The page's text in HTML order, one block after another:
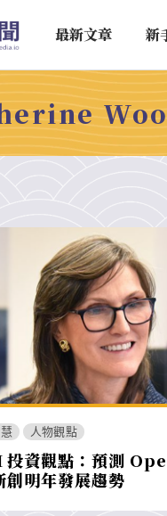
最新文章 新
人物觀點
投資觀點：預測
創明年發展趨勢